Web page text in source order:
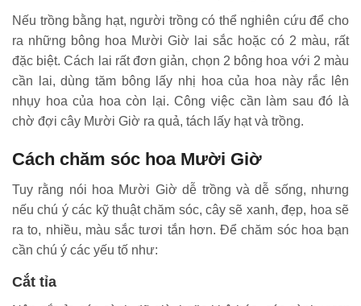
Nếu trồng bằng hạt, người trồng có thể nghiên cứu để cho
ra những bông hoa Mười Giờ lai sắc hoặc có 2 màu, rất
đặc biệt. Cách lai rất đơn giản, chọn 2 bông hoa với 2 màu
cần lai, dùng tăm bông lấy nhị hoa của hoa này rắc lên
nhụy hoa của hoa còn lại. Công việc cần làm sau đó là
chờ đợi cây Mười Giờ ra quả, tách lấy hạt và trồng.
Cách chăm sóc hoa Mười Giờ
Tuy rằng nói hoa Mười Giờ dễ trồng và dễ sống, nhưng
nếu chú ý các kỹ thuật chăm sóc, cây sẽ xanh, đẹp, hoa sẽ
ra to, nhiều, màu sắc tươi tắn hơn. Để chăm sóc hoa bạn
cần chú ý các yếu tố như:
Cắt tỉa